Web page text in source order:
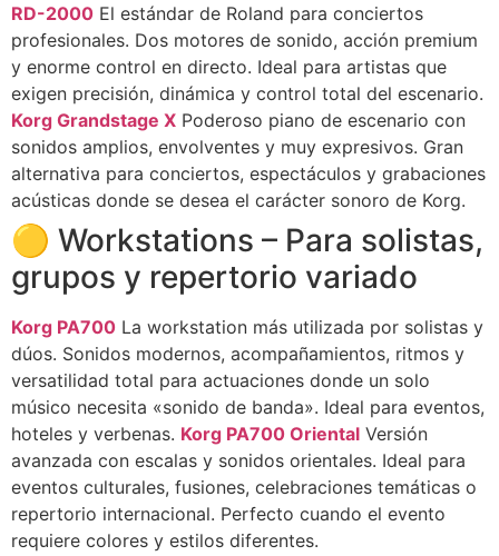
RD-2000 El estándar de Roland para conciertos
profesionales. Dos motores de sonido, acción premium
y enorme control en directo. Ideal para artistas que
exigen precisión, dinámica y control total del escenario.
Korg Grandstage X Poderoso piano de escenario con
sonidos amplios, envolventes y muy expresivos. Gran
alternativa para conciertos, espectáculos y grabaciones
acústicas donde se desea el carácter sonoro de Korg.
🟡 Workstations – Para solistas,
grupos y repertorio variado
Korg PA700 La workstation más utilizada por solistas y
dúos. Sonidos modernos, acompañamientos, ritmos y
versatilidad total para actuaciones donde un solo
músico necesita «sonido de banda». Ideal para eventos,
hoteles y verbenas. Korg PA700 Oriental Versión
avanzada con escalas y sonidos orientales. Ideal para
eventos culturales, fusiones, celebraciones temáticas o
repertorio internacional. Perfecto cuando el evento
requiere colores y estilos diferentes.